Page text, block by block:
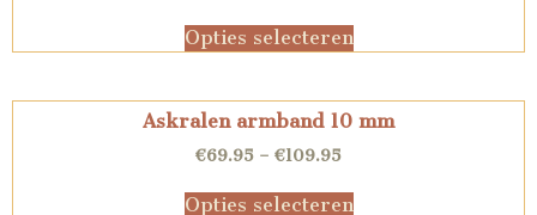
Opties selecteren
Askralen armband 10 mm
€69.95 – €109.95
Opties selecteren